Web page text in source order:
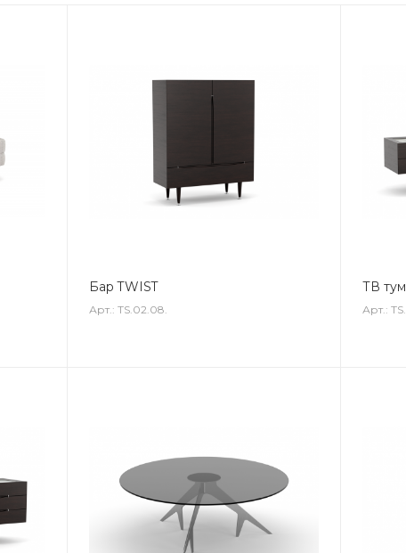
Бар TWIST
Арт.: TS.02.08.
ТВ
Арт.: